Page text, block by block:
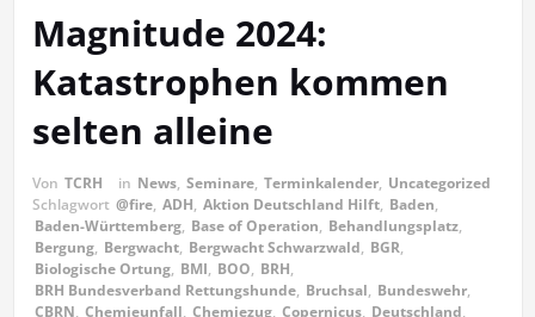
Magnitude 2024:
Katastrophen kommen
selten alleine
Von TCRH in News, Seminare, Terminkalender, Uncategorized
Schlagwort @fire, ADH, Aktion Deutschland Hilft, Baden,
Baden-Württemberg, Base of Operation, Behandlungsplatz,
Bergung, Bergwacht, Bergwacht Schwarzwald, BGR,
Biologische Ortung, BMI, BOO, BRH,
BRH Bundesverband Rettungshunde, Bruchsal, Bundeswehr,
CBRN, Chemieunfall, Chemiezug, Copernicus, Deutschland,